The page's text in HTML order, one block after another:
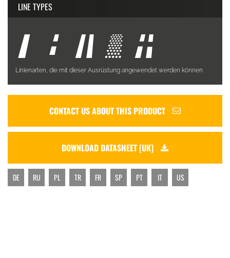
LINE TYPES
Linienarten, die mit dieser Ausrüstung angewendet werden können
CONTACT US ABOUT THIS PRODUCT
DOWNLOAD DATASHEET [UK]
DE RU PL TR FR SP PT IT US